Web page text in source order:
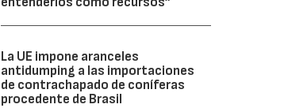
La UE impone aranceles
antidumping a las importaciones
de contrachapado de coníferas
procedente de Brasil